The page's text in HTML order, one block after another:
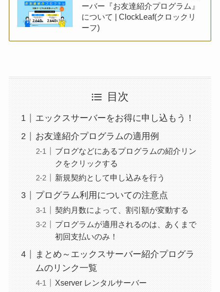
ーバー『お友達紹介プログラム』
について | ClockLeaf(クロックリ
ーフ)
目次
エックスサーバーをお得に申し込もう！
お友達紹介プログラムの適用例
ブログなどにあるプログラムの紹介リン
クをクリックする
新規契約として申し込みを行う
プログラム利用についての注意点
契約月数によって、割引額が変動する
プログラムが適用されるのは、あくまで
初回支払いのみ！
まとめ～エックスサーバー紹介プログラ
ムのリンク一覧
Xserver レンタルサーバー